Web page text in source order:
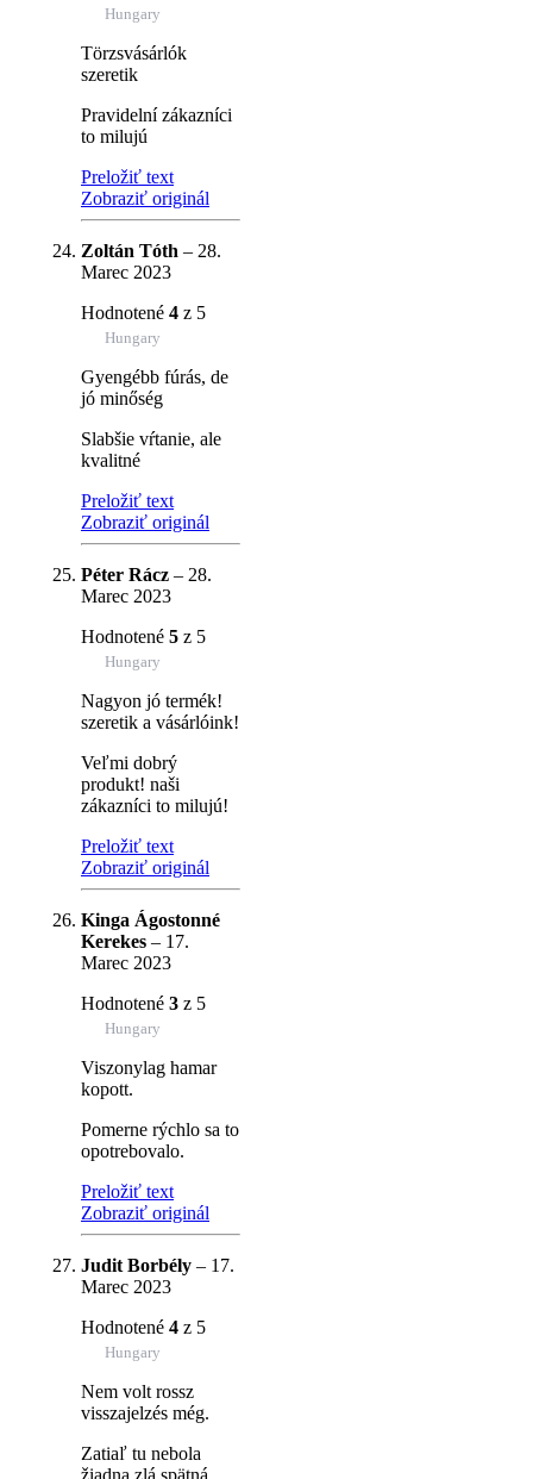
Hungary
Törzsvásárlók
szeretik
Pravidelní zákazníci
to milujú
Preložiť text
Zobraziť originál
Zoltán Tóth – 28.
Marec 2023
Hodnotené 4 z 5
Hungary
Gyengébb fúrás, de
jó minőség
Slabšie vŕtanie, ale
kvalitné
Preložiť text
Zobraziť originál
Péter Rácz – 28.
Marec 2023
Hodnotené 5 z 5
Hungary
Nagyon jó termék!
szeretik a vásárlóink!
Veľmi dobrý
produkt! naši
zákazníci to milujú!
Preložiť text
Zobraziť originál
Kinga Ágostonné
Kerekes – 17.
Marec 2023
Hodnotené 3 z 5
Hungary
Viszonylag hamar
kopott.
Pomerne rýchlo sa to
opotrebovalo.
Preložiť text
Zobraziť originál
Judit Borbély – 17.
Marec 2023
Hodnotené 4 z 5
Hungary
Nem volt rossz
visszajelzés még.
Zatiaľ tu nebola
žiadna zlá spätná